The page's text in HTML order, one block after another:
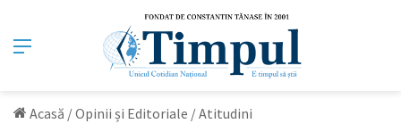
Meniu
Acasă /Opinii și Editoriale /Atitudini